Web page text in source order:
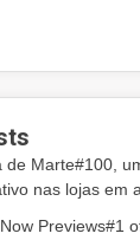
de Marte#100,
nas lojas em
Previews#1